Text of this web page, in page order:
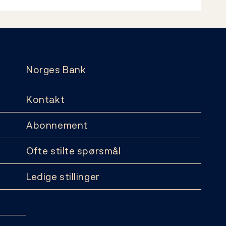
Norges Bank
Kontakt
Abonnement
Ofte stilte spørsmål
Ledige stillinger